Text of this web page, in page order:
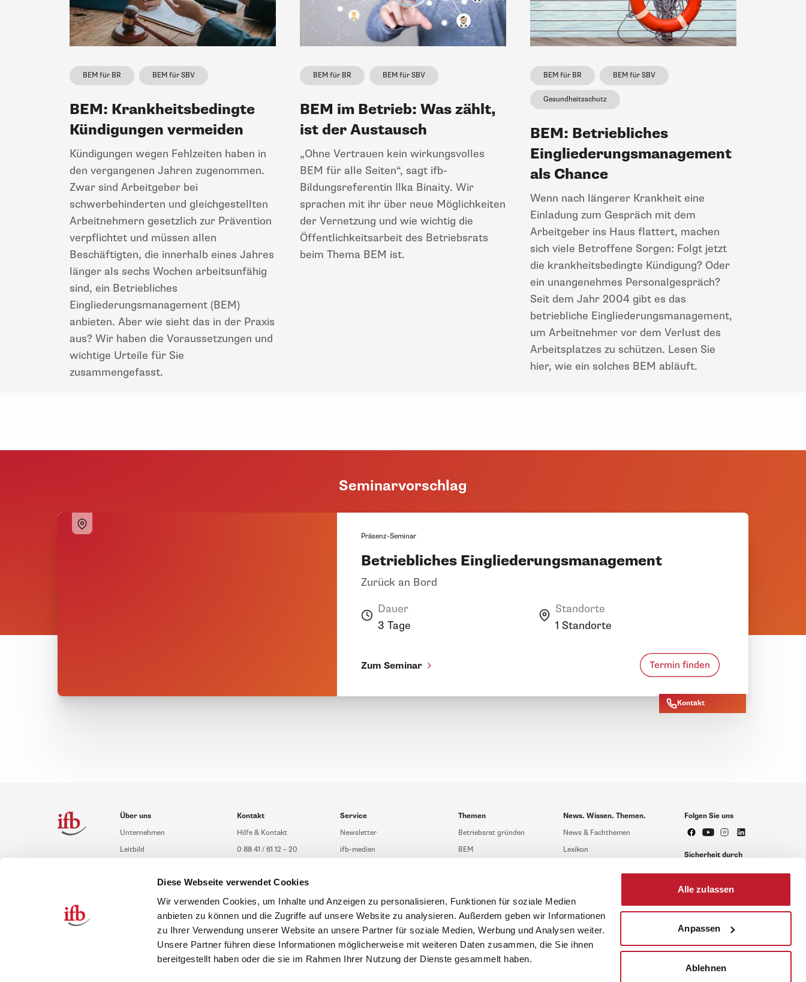
Diese Webseite verwendet Cookies
Wir verwenden Cookies, um Inhalte und Anzeigen zu personalisieren, Funktionen für soziale Medien
anbieten zu können und die Zugriffe auf unsere Website zu analysieren. Außerdem geben wir Informationen
zu Ihrer Verwendung unserer Website an unsere Partner für soziale Medien, Werbung und Analysen weiter.
Unsere Partner führen diese Informationen möglicherweise mit weiteren Daten zusammen, die Sie ihnen
bereitgestellt haben oder die sie im Rahmen Ihrer Nutzung der Dienste gesammelt haben.
Alle zulassen
Anpassen
Ablehnen
BEM für BR BEM für SBV
BEM: Krankheitsbedingte
Kündigungen vermeiden
Kündigungen wegen Fehlzeiten haben in
den vergangenen Jahren zugenommen.
Zwar sind Arbeitgeber bei
schwerbehinderten und gleichgestellten
Arbeitnehmern gesetzlich zur Prävention
verpflichtet und müssen allen
Beschäftigten, die innerhalb eines Jahres
länger als sechs Wochen arbeitsunfähig
sind, ein Betriebliches
Eingliederungsmanagement (BEM)
anbieten. Aber wie sieht das in der Praxis
aus? Wir haben die Voraussetzungen und
wichtige Urteile für Sie
zusammengefasst.
BEM für BR BEM für SBV
BEM im Betrieb: Was zählt,
ist der Austausch
„Ohne Vertrauen kein wirkungsvolles
BEM für alle Seiten“, sagt ifb-
Bildungsreferentin Ilka Binaity. Wir
sprachen mit ihr über neue Möglichkeiten
der Vernetzung und wie wichtig die
Öffentlichkeitsarbeit des Betriebsrats
beim Thema BEM ist.
BEM für BR BEM für SBV
Gesundheitsschutz
BEM: Betriebliches
Eingliederungsmanagement
als Chance
Wenn nach längerer Krankheit eine
Einladung zum Gespräch mit dem
Arbeitgeber ins Haus flattert, machen
sich viele Betroffene Sorgen: Folgt jetzt
die krankheitsbedingte Kündigung? Oder
ein unangenehmes Personalgespräch?
Seit dem Jahr 2004 gibt es das
betriebliche Eingliederungsmanagement,
um Arbeitnehmer vor dem Verlust des
Arbeitsplatzes zu schützen. Lesen Sie
hier, wie ein solches BEM abläuft.
Seminarvorschlag
Präsenz-Seminar
Betriebliches Eingliederungsmanagement
Zurück an Bord
Dauer
3 Tage
Standorte
1 Standorte
Zum Seminar Termin finden
Kontakt
Über uns
Unternehmen
Leitbild
Gute Gründe für das ifb
Kontakt
Hilfe & Kontakt
0 88 41 / 61 12 – 20
Übersicht Beratung
Schulungsberatung
Inhouseberatung
Service
Newsletter
ifb-medien
Downloads & Formulare
FAQ
ifb-App Betriebsrat360
Themen
Betriebsrat gründen
BEM
SBV-Wahl
JAV-Wahl
News. Wissen. Themen.
News & Fachthemen
Lexikon
BR-Magazin
Forum
Folgen Sie uns
Sicherheit durch